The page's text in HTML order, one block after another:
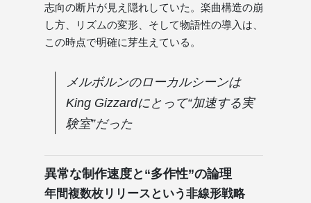
志向の断片が見え隠れしていた。楽曲構造の崩
し方、リズムの変形、そして物語性の導入は、
この時点で明確に芽生えている。
メルボルンのローカルシーンは
King Gizzardにとって“加速する実
験室”だった
異常な制作速度と“多作性”の論理
年間複数枚リリースという非線形戦略